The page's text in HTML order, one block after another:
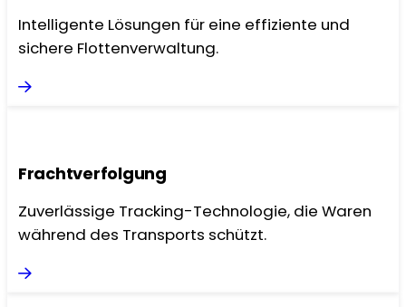
Intelligente Lösungen für eine effiziente und
sichere Flottenverwaltung.
Frachtverfolgung
Zuverlässige Tracking-Technologie, die Waren
während des Transports schützt.